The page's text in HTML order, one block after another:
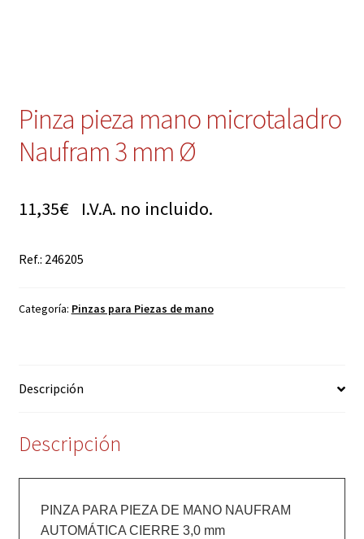
Pinza pieza mano microtaladro
Naufram 3 mm Ø
11,35€I.V.A. no incluido.
Ref.: 246205
Categoría: Pinzas para Piezas de mano
Descripción
Descripción
PINZA PARA PIEZA DE MANO NAUFRAM
AUTOMÁTICA CIERRE 3,0 mm